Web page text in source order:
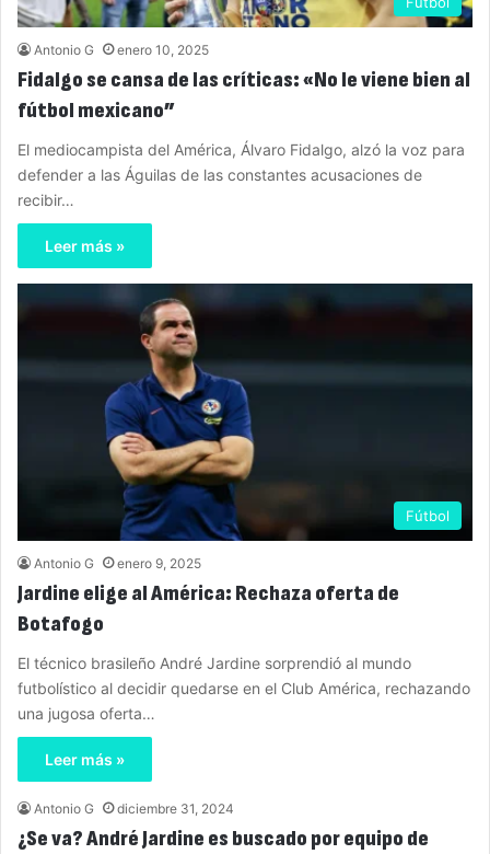
Antonio G enero 10, 2025
Fidalgo se cansa de las críticas: «No le viene bien al
fútbol mexicano”
El mediocampista del América, Álvaro Fidalgo, alzó la voz para
defender a las Águilas de las constantes acusaciones de
recibir…
Leer más »
Fútbol
Antonio G enero 9, 2025
Jardine elige al América: Rechaza oferta de
Botafogo
El técnico brasileño André Jardine sorprendió al mundo
futbolístico al decidir quedarse en el Club América, rechazando
una jugosa oferta…
Leer más »
Antonio G diciembre 31, 2024
¿Se va? André Jardine es buscado por equipo de